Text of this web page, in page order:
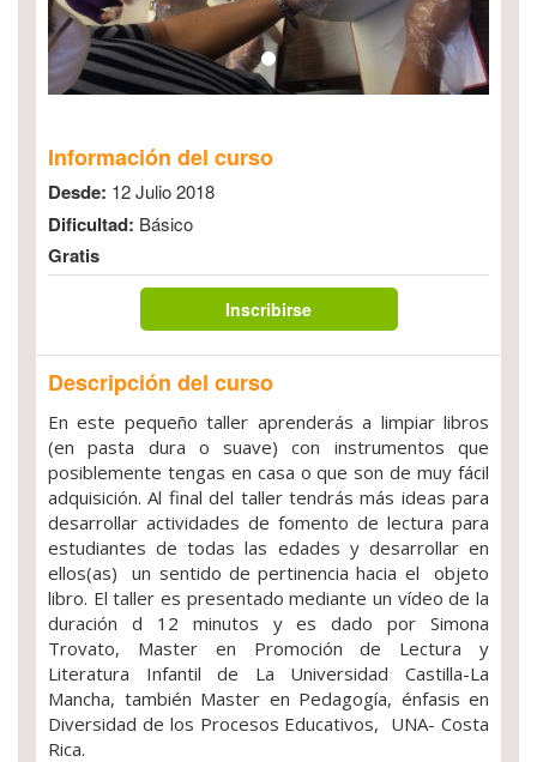
Información del curso
Desde: 12 Julio 2018
Dificultad: Básico
Gratis
Inscribirse
Descripción del curso
En este pequeño taller aprenderás a limpiar libros
(en pasta dura o suave) con instrumentos que
posiblemente tengas en casa o que son de muy fácil
adquisición. Al final del taller tendrás más ideas para
desarrollar actividades de fomento de lectura para
estudiantes de todas las edades y desarrollar en
ellos(as) un sentido de pertinencia hacia el objeto
libro. El taller es presentado mediante un vídeo de la
duración d 12 minutos y es dado por Simona
Trovato, Master en Promoción de Lectura y
Literatura Infantil de La Universidad Castilla-La
Mancha, también Master en Pedagogía, énfasis en
Diversidad de los Procesos Educativos, UNA- Costa
Rica.